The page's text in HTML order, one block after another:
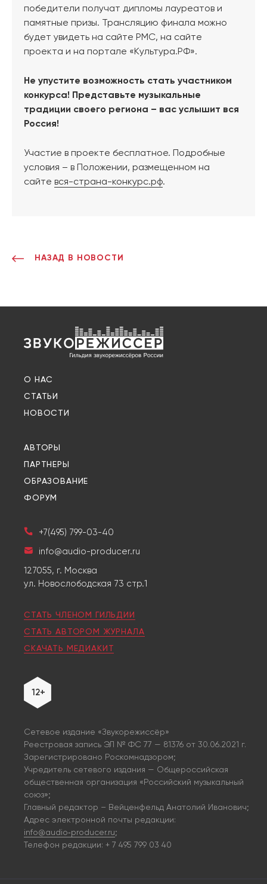
победители получат дипломы лауреатов и
памятные призы. Трансляцию финала можно
будет увидеть на сайте РМС, на сайте
проекта и на портале «Культура.РФ».
Не упустите возможность стать участником
конкурса! Представьте музыкальные
традиции своего региона – вас услышит вся
Россия!
Участие в проекте бесплатное. Подробные
условия – в Положении, размещенном на
сайте вся-страна-конкурс.рф.
НАЗАД В НОВОСТИ
О НАС
СТАТЬИ
НОВОСТИ
АВТОРЫ
ПАРТНЕРЫ
ОБРАЗОВАНИЕ
ФОРУМ
+7(495) 799-03-40
info@audio-producer.ru
127055, г. Москва
ул. Новослободская 73 стр.1
СТАТЬ ЧЛЕНОМ ГИЛЬДИИ
СТАТЬ АВТОРОМ ЖУРНАЛА
СКАЧАТЬ МЕДИАКИТ
12+
Сетевое издание «Звукорежиссёр»
Реестровая запись ЭЛ № ФС 77 — 81376 от 30.06.2021 г.
Зарегистрировано Роскомнадзором;
Учредитель сетевого издания — Общероссийская
общественная организация «Российский музыкальный
союз»;
Главный редактор – Вейценфельд Анатолий Иванович;
Адрес электронной почты редакции:
info@audio‑producer.ru;
Телефон редакции: + 7 495 799 03 40